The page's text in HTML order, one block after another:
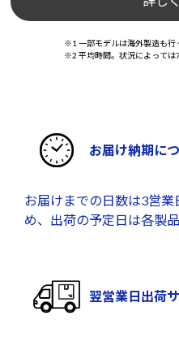
※1 一部モデルは海外製造も行
※2 平均時間。状況によっては
お届け納期に
お届けまでの日数は3営
め、出荷の予定日は各製
翌営業日出荷